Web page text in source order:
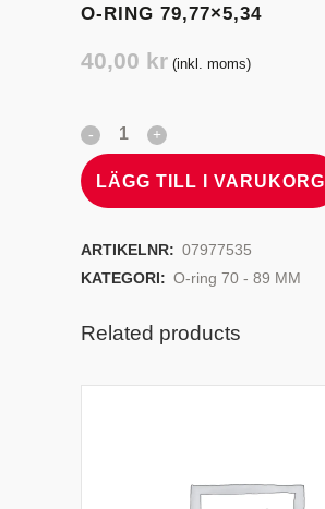
O-RING 79,77×5,34
40,00 kr (inkl. moms)
LÄGG TILL I VARUKORG
ARTIKELNR: 07977535
KATEGORI: O-ring 70 - 89 MM
Related products